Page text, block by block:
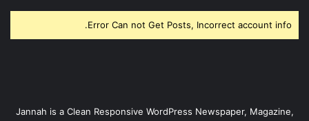
Error Can not Get Posts, Incorrect account info.
Jannah is a Clean Responsive WordPress Newspaper, Magazine,